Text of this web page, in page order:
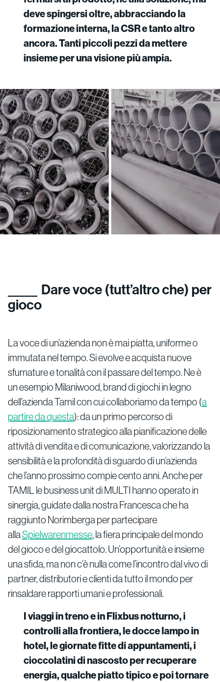
deve spingersi oltre, abbracciando la
formazione interna, la CSR e tanto altro
ancora. Tanti piccoli pezzi da mettere
insieme per una visione più ampia.
Dare voce (tutt’altro che) per
gioco
La voce di un’azienda non è mai piatta, uniforme o
immutata nel tempo. Si evolve e acquista nuove
sfumature e tonalità con il passare del tempo. Ne è
un esempio Milaniwood, brand di giochi in legno
dell’azienda Tamil con cui collaboriamo da tempo (a
partire da questa): da un primo percorso di
riposizionamento strategico alla pianificazione delle
attività di vendita e di comunicazione, valorizzando la
sensibilità e la profondità di sguardo di un’azienda
che l’anno prossimo compie cento anni. Anche per
TAMIL le business unit di MULTI hanno operato in
sinergia, guidate dalla nostra Francesca che ha
raggiunto Norimberga per partecipare
allaSpielwarenmesse, la fiera principale del mondo
del gioco e del giocattolo. Un’opportunità e insieme
una sfida, ma non c’è nulla come l’incontro dal vivo di
partner, distributori e clienti da tutto il mondo per
rinsaldare rapporti umani e professionali.
I viaggi in treno e in Flixbus notturno, i
controlli alla frontiera, le docce lampo in
hotel, le giornate fitte di appuntamenti, i
cioccolatini di nascosto per recuperare
energia, qualche piatto tipico e poi tornare